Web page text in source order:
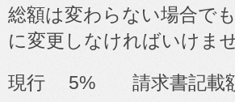
総額は変わらない場合で
に変更しなければいけませ
現行
5% 請求書記載